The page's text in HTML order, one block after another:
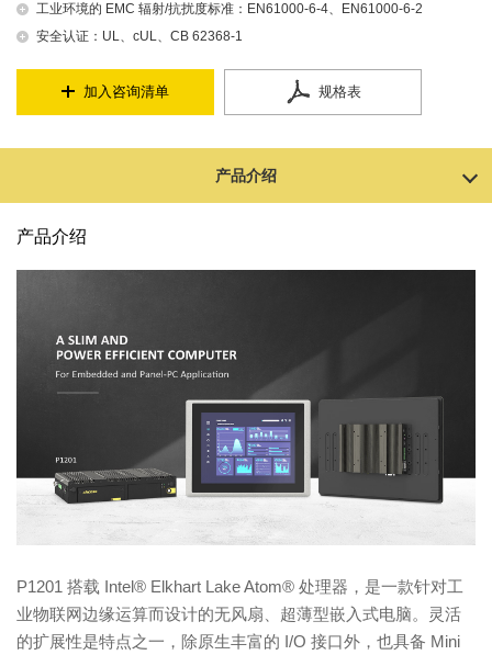
工业环境的 EMC 辐射/抗扰度标准：EN61000-6-4、EN61000-6-2
安全认证：UL、cUL、CB 62368-1
加入咨询清单 规格表
产品介绍
产品介绍
P1201 搭载 Intel® Elkhart Lake Atom® 处理器，是一款针对工
业物联网边缘运算而设计的无风扇、超薄型嵌入式电脑。灵活
的扩展性是特点之一，除原生丰富的 I/O 接口外，也具备 Mini